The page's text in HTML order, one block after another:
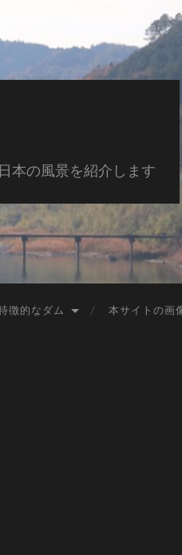
本の風景を紹介します
徴的なダム 本サイトの画